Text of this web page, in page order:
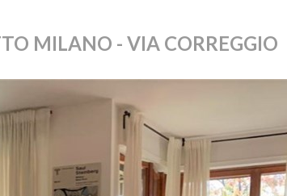
MILANO - VIA CORREGGIO